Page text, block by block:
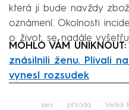
která ji bude navždy
oznámení. Okolnosti
o život, se nadále
MOHLO VÁM
znásilnili ženu. Plivali
vynesl rozsudek
pes příroda Velká